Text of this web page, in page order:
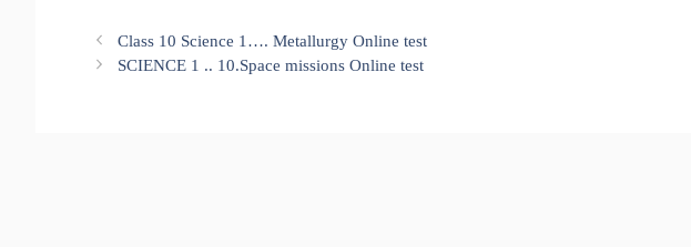
Class 10 Science 1…. Metallurgy Online test
SCIENCE 1 .. 10.Space missions Online test